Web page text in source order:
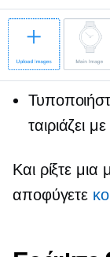
ταιριάζει
Και ρίξτε
αποφύγετε